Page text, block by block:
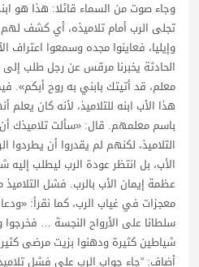
تجلى الرب أمام تلاميذه، أي كشف
وإيليا، فعاينوا مجده وسمعوا اعتراف
الحادثة يخبرنا مرقس عن رجل طلب إلى
معلم، قد أتيتك بابني به روح أبكم».
هذا الأب ابنه للتلاميذ، لأنه كان
باسم معلمهم. قال: «سألت تلاميذك
التلاميذ، لكنهم لم يقدروا أن يطردوا
الأب، بل انتظر عودة الرب ليطلب
عظمة إيمان الأب بالرب. فشل
معجزات في غياب الرب، كما نقرأ:
سلطانا على الأرواح النجسة … فخرجوا
شياطين كثيرة ودهنوا بزيت مرضى كثيرين
أضاف: “جاء جواب الرب على فشل